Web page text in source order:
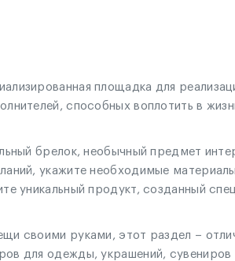
площадка для
способных воплотить в
брелок, необычный предмет
укажите необходимые
уникальный продукт, созданный
своими руками, этот раздел –
для одежды, украшений,